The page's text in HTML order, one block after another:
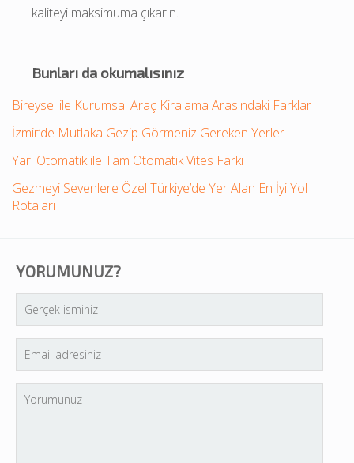
kaliteyi maksimuma çıkarın.
Bunları da okumalısınız
Bireysel ile Kurumsal Araç Kiralama Arasındaki Farklar
İzmir’de Mutlaka Gezip Görmeniz Gereken Yerler
Yarı Otomatik ile Tam Otomatik Vites Farkı
Gezmeyi Sevenlere Özel Türkiye’de Yer Alan En İyi Yol
Rotaları
YORUMUNUZ?